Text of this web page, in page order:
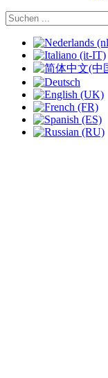
Sprache auswählen